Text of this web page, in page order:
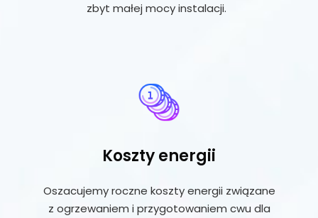
zbyt małej mocy instalacji.
Koszty energii
Oszacujemy roczne koszty energii związane
z ogrzewaniem i przygotowaniem cwu dla